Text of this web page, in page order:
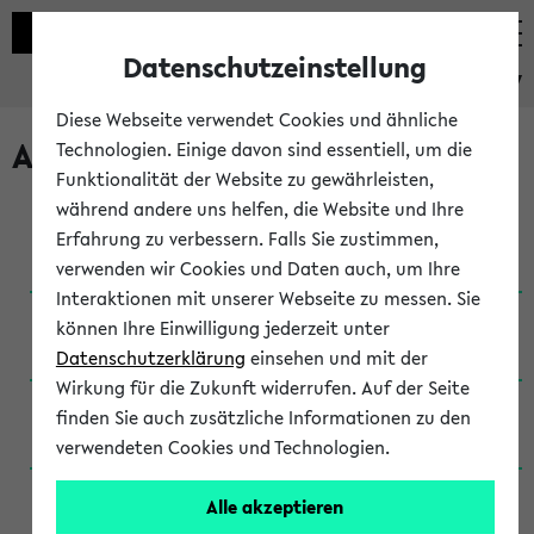
eKVV
Archivierte Studiengänge
Anglistik: British and American Studies / B.A.
(Einschreibung bis WiSe 16/17)
Anglistik: British and American Studies / B.A.
(Einschreibung bis SoSe 2015)
Anglistik: British and American Studies / B.A.
(Einschreibung bis SoSe 2013)
Anglistik: British and American Studies / Ba
(Einschreibung bis SoSe 2011)
Datenschutzeinstellung
Diese Webseite verwendet Cookies und ähnliche
Technologien. Einige davon sind essentiell, um die
Funktionalität der Website zu gewährleisten,
während andere uns helfen, die Website und Ihre
Erfahrung zu verbessern. Falls Sie zustimmen,
verwenden wir Cookies und Daten auch, um Ihre
Interaktionen mit unserer Webseite zu messen. Sie
können Ihre Einwilligung jederzeit unter
Datenschutzerklärung einsehen und mit der
Wirkung für die Zukunft widerrufen. Auf der Seite
finden Sie auch zusätzliche Informationen zu den
verwendeten Cookies und Technologien.
Alle akzeptieren